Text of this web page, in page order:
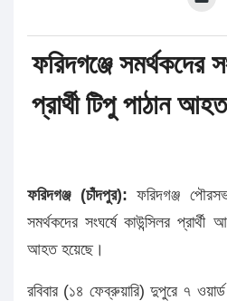
ফরিদগঞ্জে সমর্থকদের
প্রার্থী টিপু পাঠান আহত
ফরিদগঞ্জ (চাঁদপুর): ফরিদগঞ্জ
সমর্থকদের সংঘর্ষে কাউন্সিলর
আহত হয়েছে।
রবিবার (১৪ ফেব্রুয়ারি) দুপুরে ৭